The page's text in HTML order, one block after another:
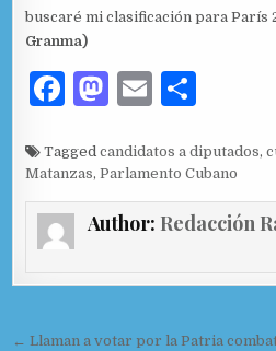
buscaré mi clasificación para París
Granma)
F
c
e
o
o
k
M
to
d
o
n
E
ai
l
m
p
ar
ti
r
Taggedcandidatos a diputados,
Matanzas,Parlamento Cubano
Author: Redacción
← Llaman a votar por la Patria